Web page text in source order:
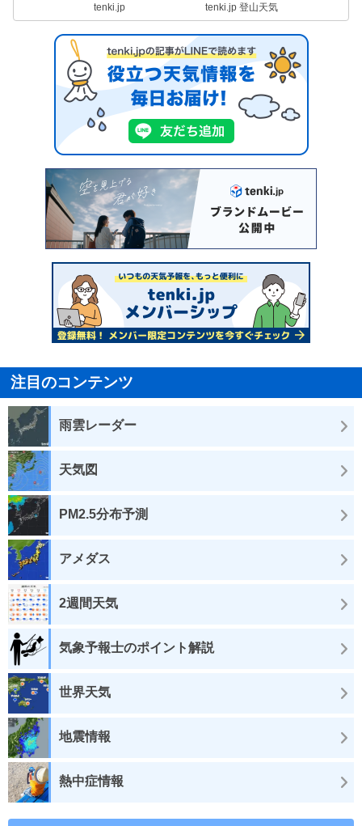
tenki.jp tenki.jp 登山天気
注目のコンテンツ
雨雲レーダー
天気図
PM2.5分布予測
アメダス
2週間天気
気象予報士のポイント解説
世界天気
地震情報
熱中症情報